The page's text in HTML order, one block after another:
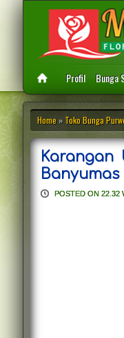
Profil Bunga
Home »Toko Bunga
Banyumas
POSTED ON 22.32